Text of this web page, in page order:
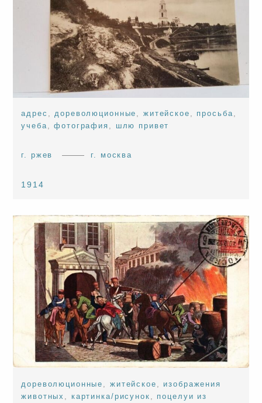
адрес дореволюционные житейское просьба
учеба
,фотография шлю привет
г. ржев г. москва
1914
дореволюционные житейское
изображения
животных
картинка/рисунок
поцелуи из